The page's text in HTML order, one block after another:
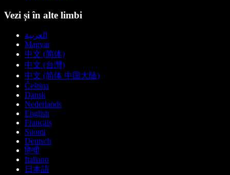
Vezi și în alte limbi
العربية
Magyar
中文 (简体)
中文 (台灣)
中文 (简体 中国大陆)
Čeština
Dansk
Nederlands
English
Français
Suomi
Deutsch
हिन्दी
Italiano
日本語